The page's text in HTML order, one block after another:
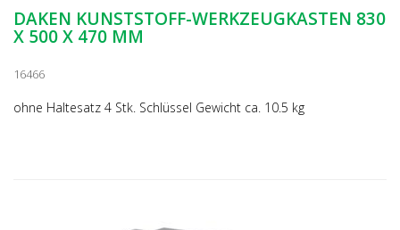
DAKEN KUNSTSTOFF-WERKZEUGKASTEN 830
X 500 X 470 MM
16466
ohne Haltesatz 4 Stk. Schlüssel Gewicht ca. 10.5 kg